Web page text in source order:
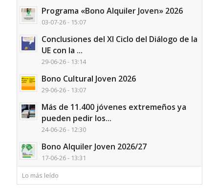
Programa «Bono Alquiler Joven» 2026
03-07-26 - 15:07
Conclusiones del XI Ciclo del Diálogo de la
UE con la ...
29-06-26 - 13:14
Bono Cultural Joven 2026
29-06-26 - 13:07
Más de 11.400 jóvenes extremeños ya
pueden pedir los...
24-06-26 - 12:30
Bono Alquiler Joven 2026/27
17-06-26 - 13:31
Lo más leído